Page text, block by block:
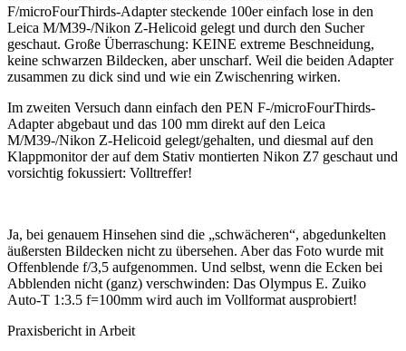
F/microFourThirds-Adapter steckende 100er einfach lose in den
Leica M/M39-/Nikon Z-Helicoid gelegt und durch den Sucher
geschaut. Große Überraschung: KEINE extreme Beschneidung,
keine schwarzen Bildecken, aber unscharf. Weil die beiden Adapter
zusammen zu dick sind und wie ein Zwischenring wirken.
Im zweiten Versuch dann einfach den PEN F-/microFourThirds-
Adapter abgebaut und das 100 mm direkt auf den Leica
M/M39-/Nikon Z-Helicoid gelegt/gehalten, und diesmal auf den
Klappmonitor der auf dem Stativ montierten Nikon Z7 geschaut und
vorsichtig fokussiert: Volltreffer!
Ja, bei genauem Hinsehen sind die „schwächeren“, abgedunkelten
äußersten Bildecken nicht zu übersehen. Aber das Foto wurde mit
Offenblende f/3,5 aufgenommen. Und selbst, wenn die Ecken bei
Abblenden nicht (ganz) verschwinden: Das Olympus E. Zuiko
Auto-T 1:3.5 f=100mm wird auch im Vollformat ausprobiert!
Praxisbericht in Arbeit